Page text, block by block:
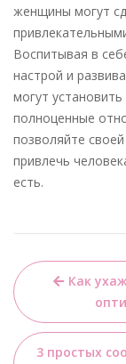
женщины могут
Воспитывая в
настрой и
могут
полноценные
позволяйте
привлечь
есть.
по
записям
Как
3 простых